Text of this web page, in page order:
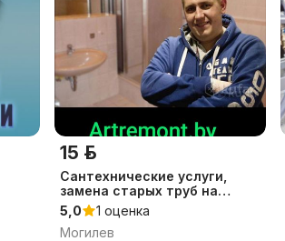
15 р.
Сантехнические услуги,
замена старых труб на
новые
5,0
1 оценка
Могилев